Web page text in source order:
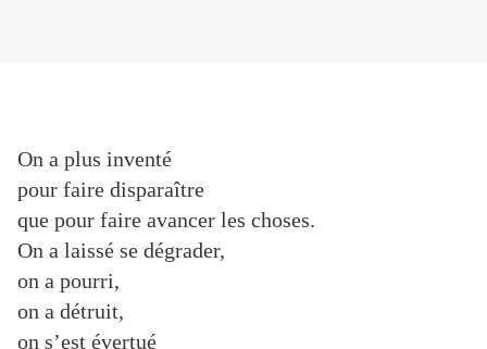
On a plus inventé
pour faire disparaître
que pour faire avancer les choses.
On a laissé se dégrader,
on a pourri,
on a détruit,
on s’est évertué